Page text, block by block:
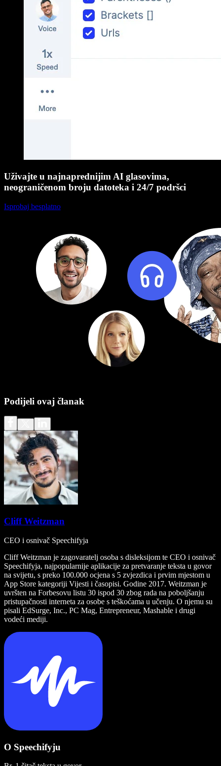
Uživajte u najnaprednijim AI glasovima,
neograničenom broju datoteka i 24/7 podršci
Isprobaj besplatno
Podijeli ovaj članak
Cliff Weitzman
CEO i osnivač Speechifyja
Cliff Weitzman je zagovaratelj osoba s disleksijom te CEO i osnivač
Speechifyja, najpopularnije aplikacije za pretvaranje teksta u govor
na svijetu, s preko 100.000 ocjena s 5 zvjezdica i prvim mjestom u
App Store kategoriji Vijesti i časopisi. Godine 2017. Weitzman je
uvršten na Forbesovu listu 30 ispod 30 zbog rada na poboljšanju
pristupačnosti interneta za osobe s teškoćama u učenju. O njemu su
pisali EdSurge, Inc., PC Mag, Entrepreneur, Mashable i drugi
vodeći mediji.
O Speechifyju